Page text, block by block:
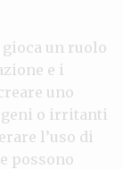
un ruolo
e i
uno
o irritanti
l’uso di
possono